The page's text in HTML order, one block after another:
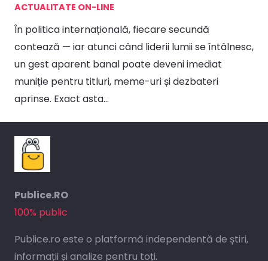
ACTUALITATE ON-LINE
În politica internațională, fiecare secundă
contează — iar atunci când liderii lumii se întâlnesc,
un gest aparent banal poate deveni imediat
muniție pentru titluri, meme-uri și dezbateri
aprinse. Exact asta…
Publice.RO
100% public
Publice.ro este o platformă independentă de știri,
informații și analize pentru toți.